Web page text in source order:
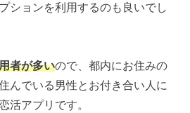
ションを利用するのも良いでし
者が多いので、都内にお住みの
んでいる男性とお付き合い人に
活アプリです。